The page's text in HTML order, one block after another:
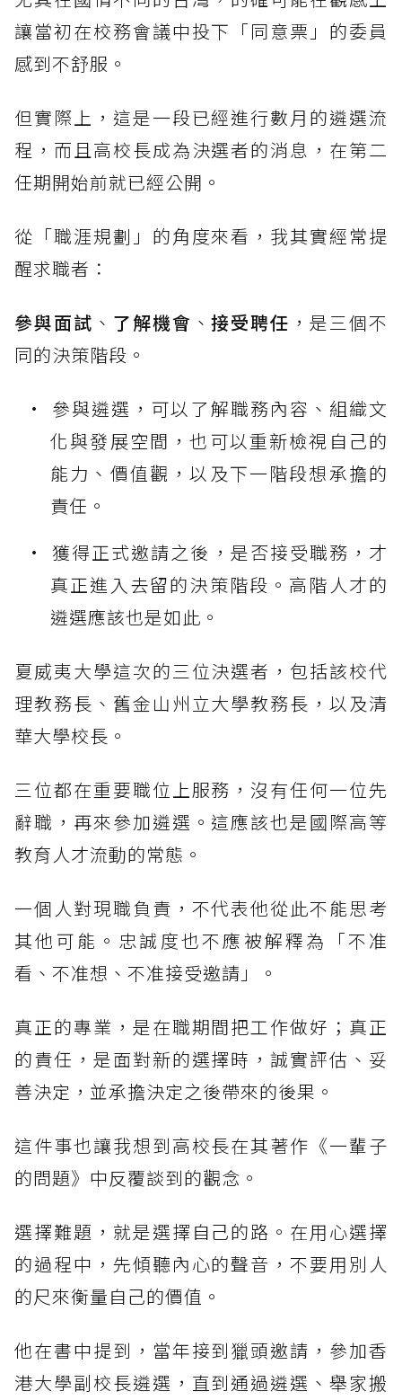
讓當初在校務會議中投下「同意票」的委員
感到不舒服。
但實際上，這是一段已經進行數月的遴選流
程，而且高校長成為決選者的消息，在第二
任期開始前就已經公開。
從「職涯規劃」的角度來看，我其實經常提
醒求職者：
參與面試 、 了解機會 、接受聘任 ，是三個不
同的決策階段。
參與遴選，可以了解職務內容、組織文
化與發展空間，也可以重新檢視自己的
能力、價值觀，以及下一階段想承擔的
責任。
獲得正式邀請之後，是否接受職務，才
真正進入去留的決策階段。高階人才的
遴選應該也是如此。
夏威夷大學這次的三位決選者，包括該校代
理教務長、舊金山州立大學教務長，以及清
華大學校長。
三位都在重要職位上服務，沒有任何一位先
辭職，再來參加遴選。這應該也是國際高等
教育人才流動的常態。
一個人對現職負責，不代表他從此不能思考
其他可能。忠誠度也不應被解釋為「不准
看、不准想、不准接受邀請」。
真正的專業，是在職期間把工作做好；真正
的責任，是面對新的選擇時，誠實評估、妥
善決定，並承擔決定之後帶來的後果。
這件事也讓我想到高校長在其著作《一輩子
的問題》中反覆談到的觀念。
選擇難題，就是選擇自己的路。在用心選擇
的過程中，先傾聽內心的聲音，不要用別人
的尺來衡量自己的價值。
他在書中提到，當年接到獵頭邀請，參加香
港大學副校長遴選，直到通過遴選、舉家搬